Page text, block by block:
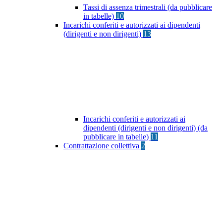
Tassi di assenza trimestrali (da pubblicare
in tabelle) 10
Incarichi conferiti e autorizzati ai dipendenti
(dirigenti e non dirigenti) 13
Incarichi conferiti e autorizzati ai
dipendenti (dirigenti e non dirigenti) (da
pubblicare in tabelle) 11
Contrattazione collettiva 2